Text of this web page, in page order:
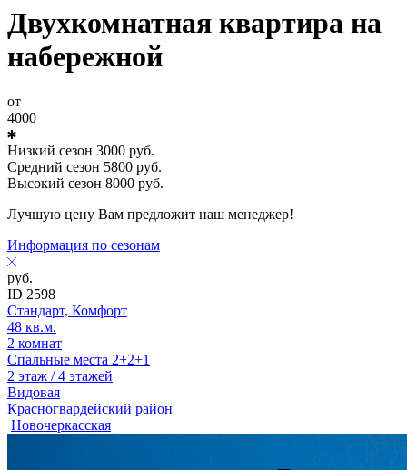
Двухкомнатная квартира на
набережной
от
4000
Низкий сезон 3000 руб.
Средний сезон 5800 руб.
Высокий сезон 8000 руб.
Лучшую цену Вам предложит наш менеджер!
Информация по сезонам
руб.
ID 2598
Стандарт, Комфорт
48 кв.м.
2 комнат
Спальные места 2+2+1
2 этаж / 4 этажей
Видовая
Красногвардейский район
Новочеркасская